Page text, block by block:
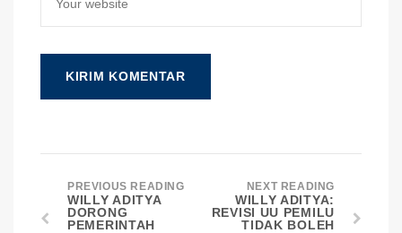
PREVIOUS READING
WILLY ADITYA
DORONG
PEMERINTAH
NEXT READING
WILLY ADITYA:
REVISI UU PEMILU
TIDAK BOLEH